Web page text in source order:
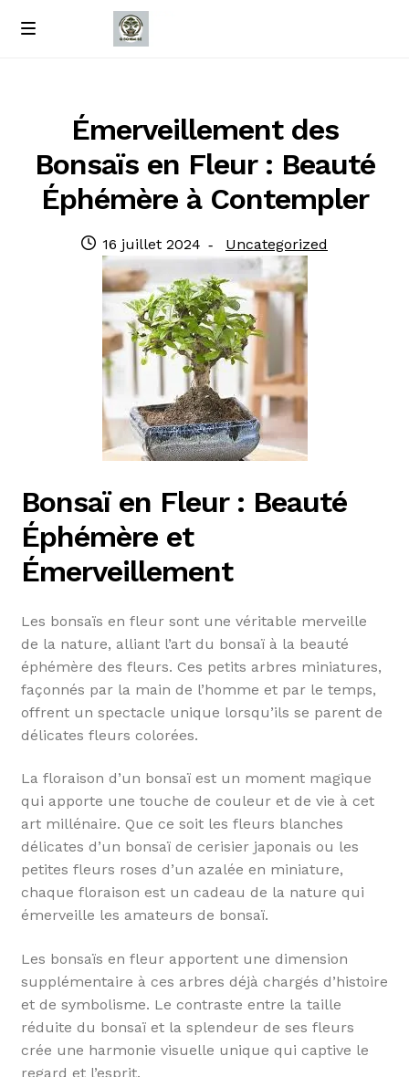
Passer
Passer
M
À propos de nous
Contact
Politique de confidentialité
Émerveillement des
Bonsaïs en Fleur : Beauté
Éphémère à Contempler
Publié
le
16 juillet 2024
Catégorie
Uncategorized
Bonsaï en Fleur : Beauté
Éphémère et
Émerveillement
Les bonsaïs en fleur sont une véritable merveille
de la nature, alliant l’art du bonsaï à la beauté
éphémère des fleurs. Ces petits arbres miniatures,
façonnés par la main de l’homme et par le temps,
offrent un spectacle unique lorsqu’ils se parent de
délicates fleurs colorées.
La floraison d’un bonsaï est un moment magique
qui apporte une touche de couleur et de vie à cet
art millénaire. Que ce soit les fleurs blanches
délicates d’un bonsaï de cerisier japonais ou les
petites fleurs roses d’un azalée en miniature,
chaque floraison est un cadeau de la nature qui
émerveille les amateurs de bonsaï.
Les bonsaïs en fleur apportent une dimension
supplémentaire à ces arbres déjà chargés d’histoire
et de symbolisme. Le contraste entre la taille
réduite du bonsaï et la splendeur de ses fleurs
crée une harmonie visuelle unique qui captive le
regard et l’esprit.